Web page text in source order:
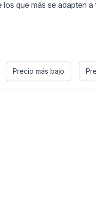
que más se adapten
Precio más bajo